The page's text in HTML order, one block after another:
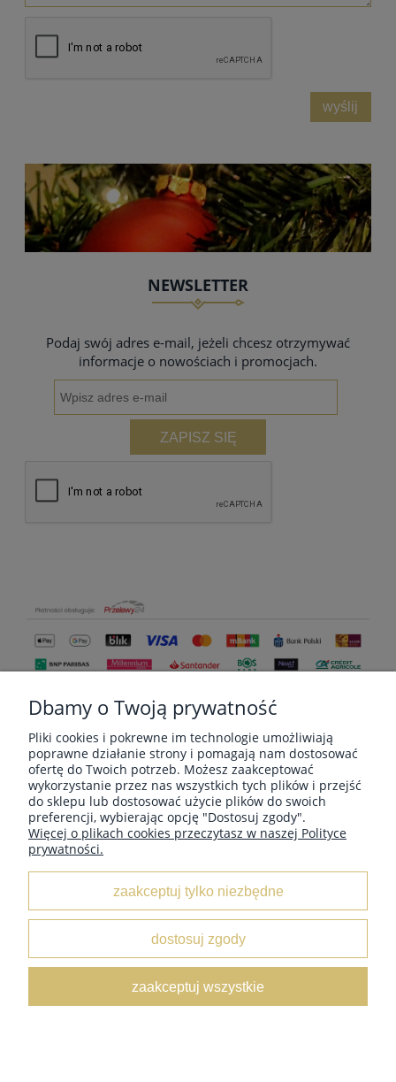
wyślij
NEWSLETTER
Podaj swój adres e-mail, jeżeli chcesz otrzymywać
informacje o nowościach i promocjach.
ZAPISZ SIĘ
MOJE KONTO
PŁATNOŚCI I DOSTAWA
O NAS
Dbamy o Twoją prywatność
Pliki cookies i pokrewne im technologie umożliwiają
poprawne działanie strony i pomagają nam dostosować
ofertę do Twoich potrzeb. Możesz zaakceptować
wykorzystanie przez nas wszystkich tych plików i przejść
do sklepu lub dostosować użycie plików do swoich
preferencji, wybierając opcję "Dostosuj zgody".
Więcej o plikach cookies przeczytasz w naszej Polityce
prywatności.
zaakceptuj tylko niezbędne
dostosuj zgody
zaakceptuj wszystkie